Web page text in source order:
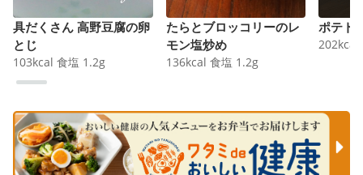
具だくさん 高野豆腐の卵
とじ
103kcal 食塩 1.2g
たらとブロッコリーのレ
モン塩炒め
136kcal 食塩 1.2g
ポテト
202kcal